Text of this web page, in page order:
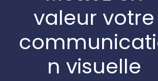
valeur votre
n visuelle